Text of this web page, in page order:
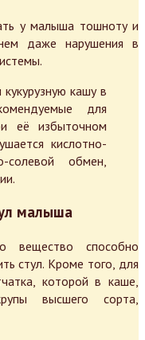
у малыша тошноту и
даже нарушения в
кашу в
для
её избыточном
кислотно-
обмен,
малыша
вещество способно
стул. Кроме того, для
которой в каше,
высшего сорта,